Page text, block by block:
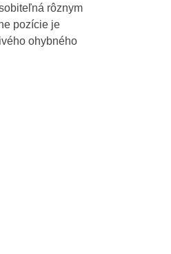
rôznym
pozície je
ohybného